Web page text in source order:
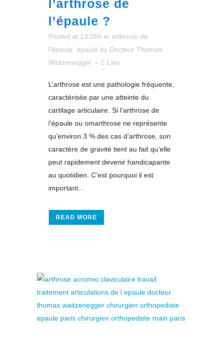
l’arthrose de
l’épaule ?
Posted at 13:05h in arthrose de
l'épaule épaule by Docteur Thomas
Waitzenegger
1 Like
L’arthrose est une pathologie fréquente,
caractérisée par une atteinte du
cartilage articulaire. Si l’arthrose de
l’épaule ou omarthrose ne représente
qu’environ 3 % des cas d’arthrose, son
caractère de gravité tient au fait qu’elle
peut rapidement devenir handicapante
au quotidien. C’est pourquoi il est
important...
READ MORE